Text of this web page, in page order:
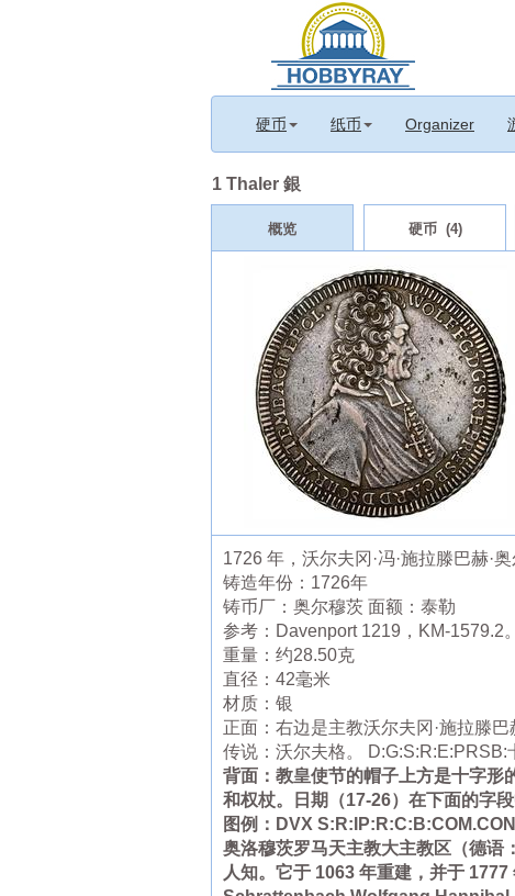
硬币 纸币 Organizer
1 Thaler 銀
概览 硬币 (4)
1726 年，沃尔夫冈·冯·施拉滕巴赫·
铸造年份：1726年
铸币厂：奥尔穆茨 面额：泰勒
参考：Davenport 1219，KM-1579.2
重量：约28.50克
直径：42毫米
材质：银
正面：右边是主教沃尔夫冈·施拉滕
传说：沃尔夫格。
背面：教皇使节的帽子上方是十字形
和权杖。日期（17-26）在下面的字段
图例：DVX
奥洛穆茨罗马天主教大主教区（德
人知。它于 1063 年重建，并于 1777